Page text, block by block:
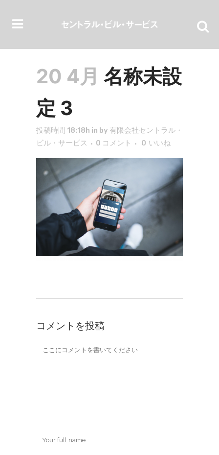
20 4月 名称未設
定 3
投稿時間 18:18h in by 有限会社セントラル・
ビル・サービス
0 コメント 0 いいね
コメントを投稿